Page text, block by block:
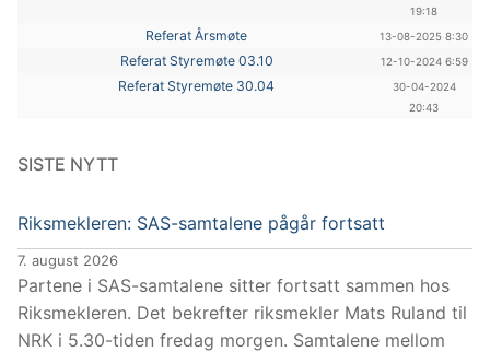
19:18
Referat Årsmøte 13-08-2025 8:30
Referat Styremøte 03.10 12-10-2024 6:59
Referat Styremøte 30.04
30-04-2024
20:43
SISTE NYTT
Riksmekleren: SAS-samtalene pågår fortsatt
7. august 2026
Partene i SAS-samtalene sitter fortsatt sammen hos
Riksmekleren. Det bekrefter riksmekler Mats Ruland til
NRK i 5.30-tiden fredag morgen. Samtalene mellom